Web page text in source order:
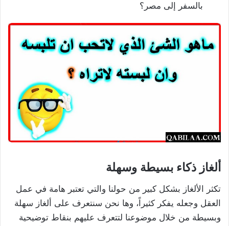
بالسفر إلى مصر؟
ألغاز ذكاء بسيطة وسهلة
تكثر الألغاز بشكل كبير من حولنا والتي تعتبر هامة في عمل
العقل وجعله يفكر كثيراً، وها نحن سنتعرف على ألغاز سهلة
وبسيطة من خلال موضوعنا لتتعرف عليهم بنقاط توضيحية